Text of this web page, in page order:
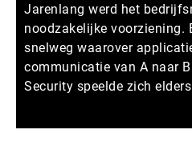
Jarenlang werd het
noodzakelijke voorziening.
snelweg waarover
communicatie van A naar
Security speelde zich